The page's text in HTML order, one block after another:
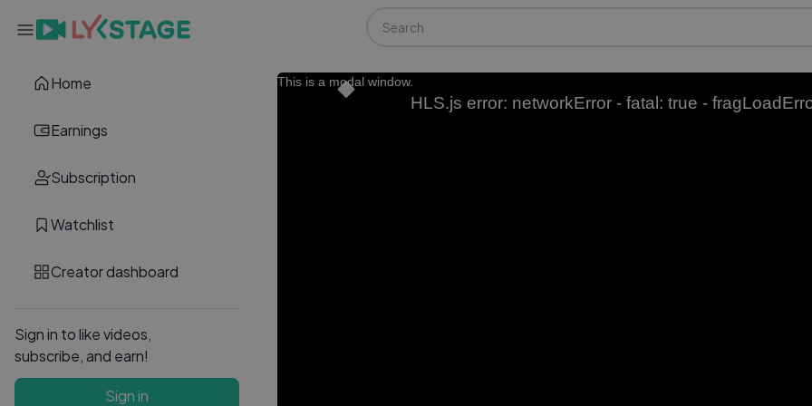
Home
Earnings
Subscription
Watchlist
Creator dashboard
Sign in to like videos,
subscribe, and earn!
Sign in
This is a modal window.
HLS.js error: networkError - fatal: true -